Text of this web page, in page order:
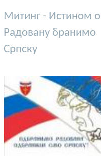
Митинг - Истином о
Радовану бранимо
Српску